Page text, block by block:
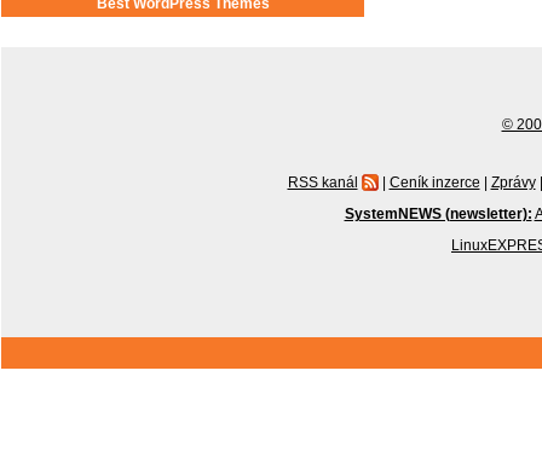
©
RSS kanál | Ceník inzerce | Zprávy |
SystemNEWS (newsletter):